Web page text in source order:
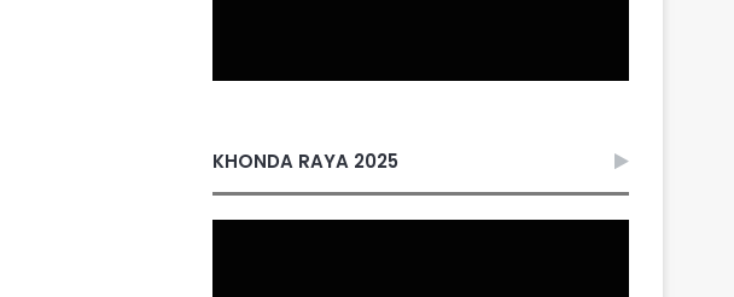
KHONDA RAYA 2025